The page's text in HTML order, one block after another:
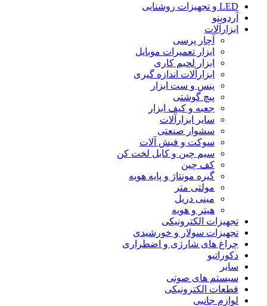
LED و تجهیزات روشنایی
آردوینو
ابزارآلات
آچار پرسی
ابزار تعمیرات موبایل
ابزار لحیم کاری
ابزارآلات اندازه گیری
پنس و ست ابزار
پیچ گوشتی
جعبه و کیف ابزار
سایر ابزارآلات
سشوار صنعتی
سوکت و فیش آلات
سیم چین و کابل لخت کن
کف چین
گیره مونتاژ و پایه هویه
مولتی متر
مینی دریل
هیتر و هویه
تجهیزات الکترونیکی
تجهیزات سولار و خورشیدی
چراغ های شارژی و اضطراری
دکوراتیو
سایر
سیستم های صوتی
قطعات الکترونیکی
لوازم جانبی